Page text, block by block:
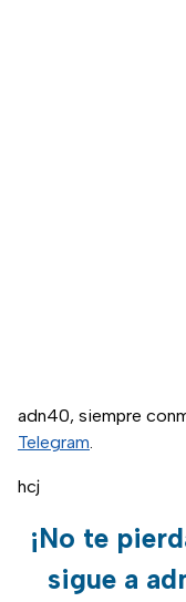
adn40, siempre
Telegram.
hcj
¡No te
sigue a